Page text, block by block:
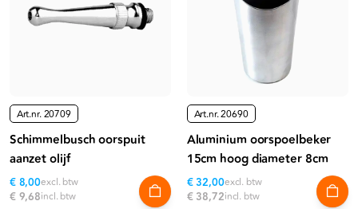
Art.nr.20709
Schimmelbusch oorspuit
aanzet olijf
€ 8,00excl. btw
€ 9,68incl. btw
Art.nr.20690
Aluminium oorspoelbeker
15cm hoog diameter 8cm
€ 32,00excl. btw
€ 38,72incl. btw